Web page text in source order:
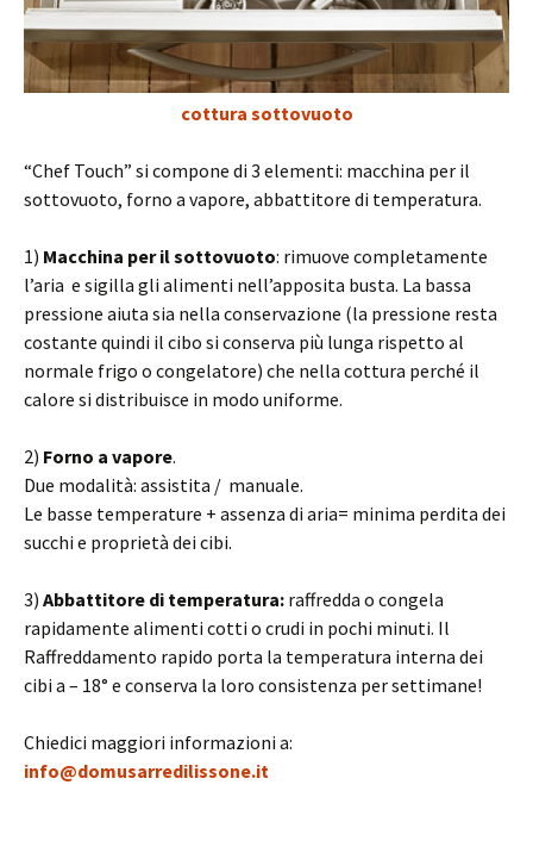
cottura sottovuoto
“Chef Touch” si compone di 3 elementi: macchina per il
sottovuoto, forno a vapore, abbattitore di temperatura.
1) Macchina per il sottovuoto: rimuove completamente
l’aria e sigilla gli alimenti nell’apposita busta. La bassa
pressione aiuta sia nella conservazione (la pressione resta
costante quindi il cibo si conserva più lunga rispetto al
normale frigo o congelatore) che nella cottura perché il
calore si distribuisce in modo uniforme.
2) Forno a vapore.
Due modalità: assistita / manuale.
Le basse temperature + assenza di aria= minima perdita dei
succhi e proprietà dei cibi.
3) Abbattitore di temperatura: raffredda o congela
rapidamente alimenti cotti o crudi in pochi minuti. Il
Raffreddamento rapido porta la temperatura interna dei
cibi a – 18° e conserva la loro consistenza per settimane!
Chiedici maggiori informazioni a:
info@domusarredilissone.it